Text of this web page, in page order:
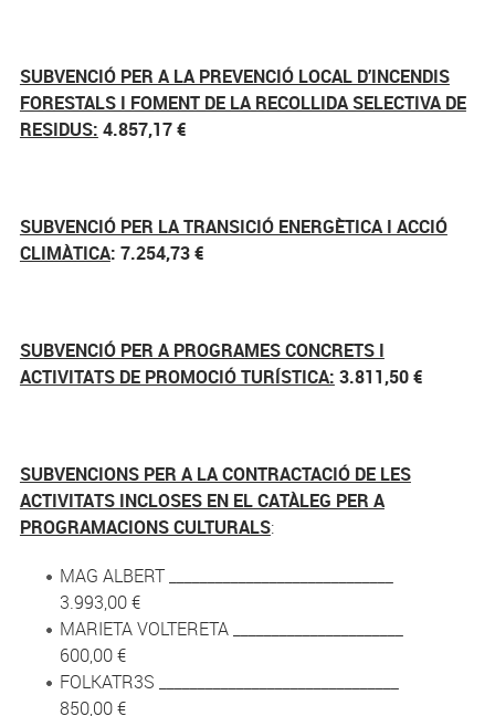
SUBVENCIÓ PER A LA PREVENCIÓ LOCAL D’INCENDIS
FORESTALS I FOMENT DE LA RECOLLIDA SELECTIVA DE
RESIDUS: 4.857,17 €
SUBVENCIÓ PER LA TRANSICIÓ ENERGÈTICA I ACCIÓ
CLIMÀTICA: 7.254,73 €
SUBVENCIÓ PER A PROGRAMES CONCRETS I
ACTIVITATS DE PROMOCIÓ TURÍSTICA: 3.811,50 €
SUBVENCIONS PER A LA CONTRACTACIÓ DE LES
ACTIVITATS INCLOSES EN EL CATÀLEG PER A
PROGRAMACIONS CULTURALS:
MAG ALBERT _____________________________
3.993,00 €
MARIETA VOLTERETA ______________________
600,00 €
FOLKATR3S _______________________________
850,00 €